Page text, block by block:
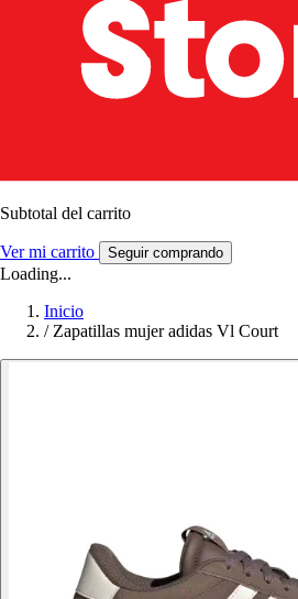
Subtotal del carrito
Ver mi carrito Seguir comprando
Loading...
Inicio
/ Zapatillas mujer adidas Vl Court